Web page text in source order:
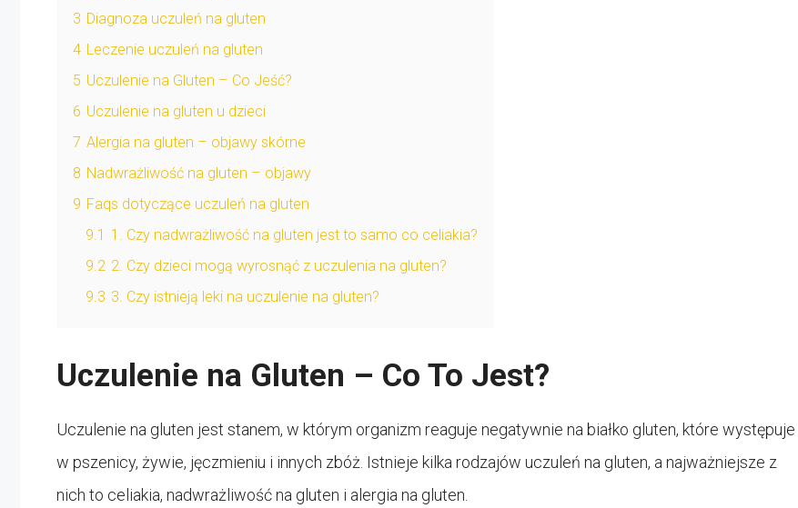
3 Diagnoza uczuleń na gluten
4 Leczenie uczuleń na gluten
5 Uczulenie na Gluten – Co Jeść?
6 Uczulenie na gluten u dzieci
7 Alergia na gluten – objawy skórne
8 Nadwrażliwość na gluten – objawy
9 Faqs dotyczące uczuleń na gluten
9.1 1. Czy nadwrażliwość na gluten jest to samo co celiakia?
9.2 2. Czy dzieci mogą wyrosnąć z uczulenia na gluten?
9.3 3. Czy istnieją leki na uczulenie na gluten?
Uczulenie na Gluten – Co To Jest?
Uczulenie na gluten jest stanem, w którym organizm reaguje negatywnie na białko gluten, które występuje
w pszenicy, żywie, jęczmieniu i innych zbóż. Istnieje kilka rodzajów uczuleń na gluten, a najważniejsze z
nich to celiakia, nadwrażliwość na gluten i alergia na gluten.